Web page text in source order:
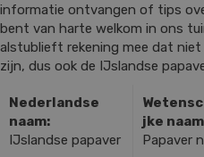
informatie ontvangen of tips
bent van harte welkom in ons
alstublieft rekening mee dat
zijn, dus ook de IJslandse
Nederlandse
naam:
IJslandse papaver
jke
Papaver